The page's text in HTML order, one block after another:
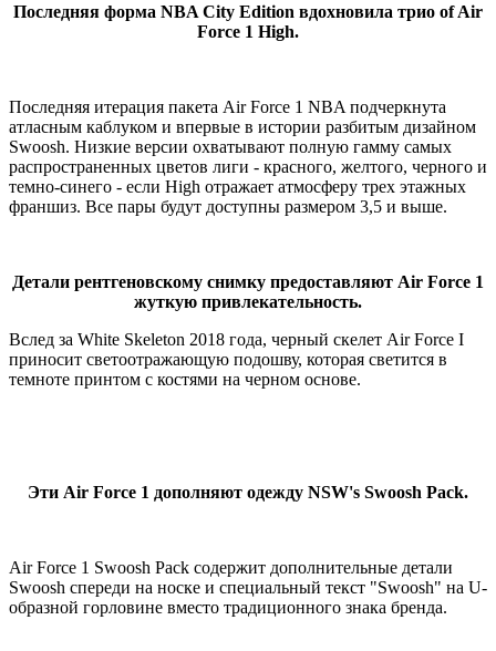
Последняя форма NBA City Edition вдохновила трио of Air
Force 1 High.
Последняя итерация пакета Air Force 1 NBA подчеркнута
атласным каблуком и впервые в истории разбитым дизайном
Swoosh. Низкие версии охватывают полную гамму самых
распространенных цветов лиги - красного, желтого, черного и
темно-синего - если High отражает атмосферу трех этажных
франшиз. Все пары будут доступны размером 3,5 и выше.
Детали рентгеновскому снимку предоставляют Air Force 1
жуткую привлекательность.
Вслед за White Skeleton 2018 года, черный скелет Air Force I
приносит светоотражающую подошву, которая светится в
темноте принтом с костями на черном основе.
Эти Air Force 1 дополняют одежду NSW's Swoosh Pack.
Air Force 1 Swoosh Pack содержит дополнительные детали
Swoosh спереди на носке и специальный текст "Swoosh" на U-
образной горловине вместо традиционного знака бренда.